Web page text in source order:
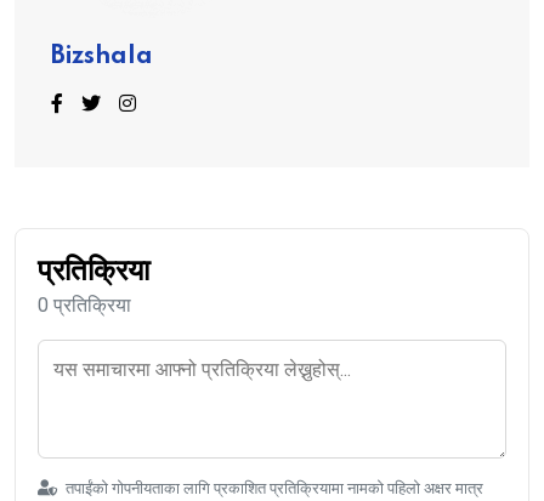
Bizshala
प्रतिक्रिया
0 प्रतिक्रिया
तपाईंको गोपनीयताका लागि प्रकाशित प्रतिक्रियामा नामको पहिलो अक्षर मात्र